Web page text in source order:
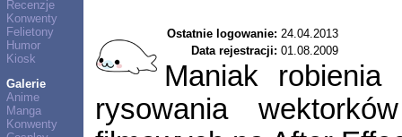
Recenzje
Konwenty
Felietony
Humor
Kiosk
Galerie
Anime
Manga
Konwenty
Ostatnie logowanie: 24.04.2013
Data rejestracji: 01.08.2009
Maniak
rysowania